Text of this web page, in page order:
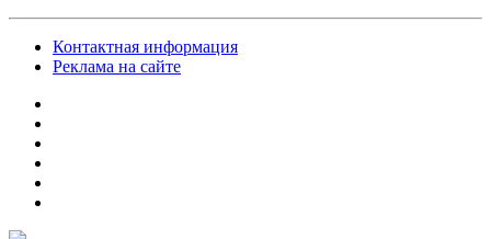
Контактная информация
Реклама на сайте